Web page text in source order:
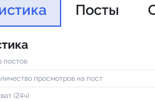
Посты
постов
просмотров на пост
(24ч)